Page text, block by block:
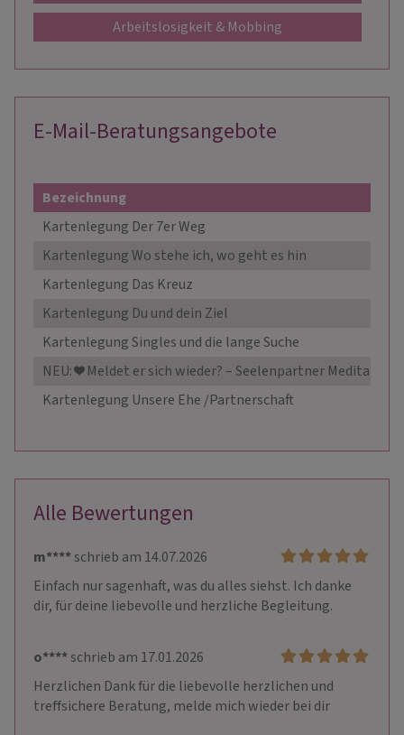
Arbeitslosigkeit & Mobbing
E-Mail-Beratungsangebote
Bezeichnung
Kartenlegung Der 7er Weg
Kartenlegung Wo stehe ich, wo geht es hin
Kartenlegung Das Kreuz
Kartenlegung Du und dein Ziel
Kartenlegung Singles und die lange Suche
NEU: ❤️ Meldet er sich wieder? – Seelenpartner Meditation
Kartenlegung Unsere Ehe /Partnerschaft
Alle Bewertungen
m****schrieb am 14.07.2026
Einfach nur sagenhaft, was du alles siehst. Ich danke
dir, für deine liebevolle und herzliche Begleitung.
o****schrieb am 17.01.2026
Herzlichen Dank für die liebevolle herzlichen und
treffsichere Beratung, melde mich wieder bei dir